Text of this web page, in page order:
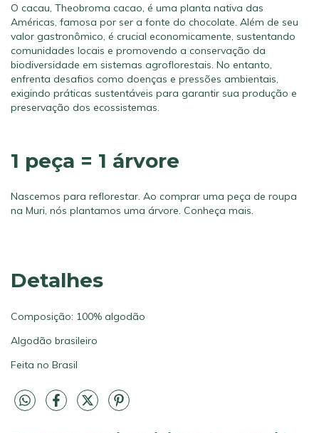
O cacau, Theobroma cacao, é uma planta nativa das
Américas, famosa por ser a fonte do chocolate. Além de seu
valor gastronômico, é crucial economicamente, sustentando
comunidades locais e promovendo a conservação da
biodiversidade em sistemas agroflorestais. No entanto,
enfrenta desafios como doenças e pressões ambientais,
exigindo práticas sustentáveis para garantir sua produção e
preservação dos ecossistemas.
1 peça = 1 árvore
Nascemos para reflorestar. Ao comprar uma peça de roupa
na Muri, nós plantamos uma árvore. Conheça mais.
Detalhes
Composição: 100% algodão
Algodão brasileiro
Feita no Brasil